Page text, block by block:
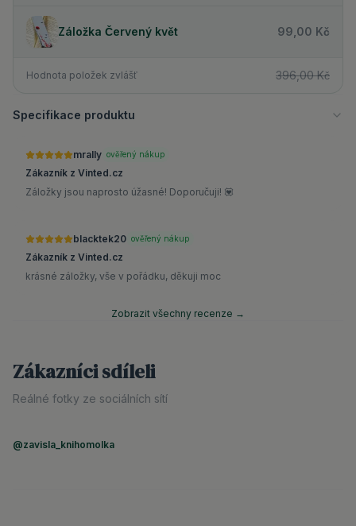
Záložka Červený květ 99,00 Kč
Hodnota položek zvlášť 396,00 Kč
Specifikace produktu
mrally ověřený nákup
Zákazník z Vinted.cz
Záložky jsou naprosto úžasné! Doporučuji! 💟
blacktek20 ověřený nákup
Zákazník z Vinted.cz
krásné záložky, vše v pořádku, děkuji moc
Zobrazit všechny recenze →
Zákazníci sdíleli
Reálné fotky ze sociálních sítí
@zavisla_knihomolka